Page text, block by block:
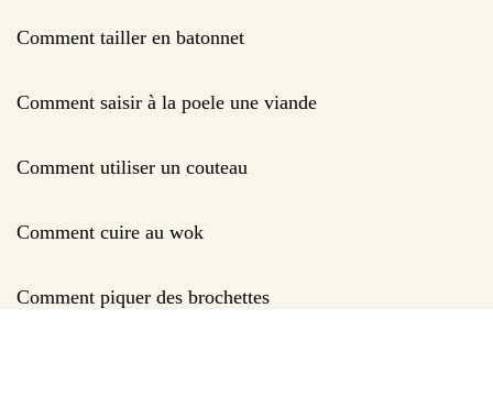
Comment tailler en batonnet
Comment saisir à la poele une viande
Comment utiliser un couteau
Comment cuire au wok
Comment piquer des brochettes